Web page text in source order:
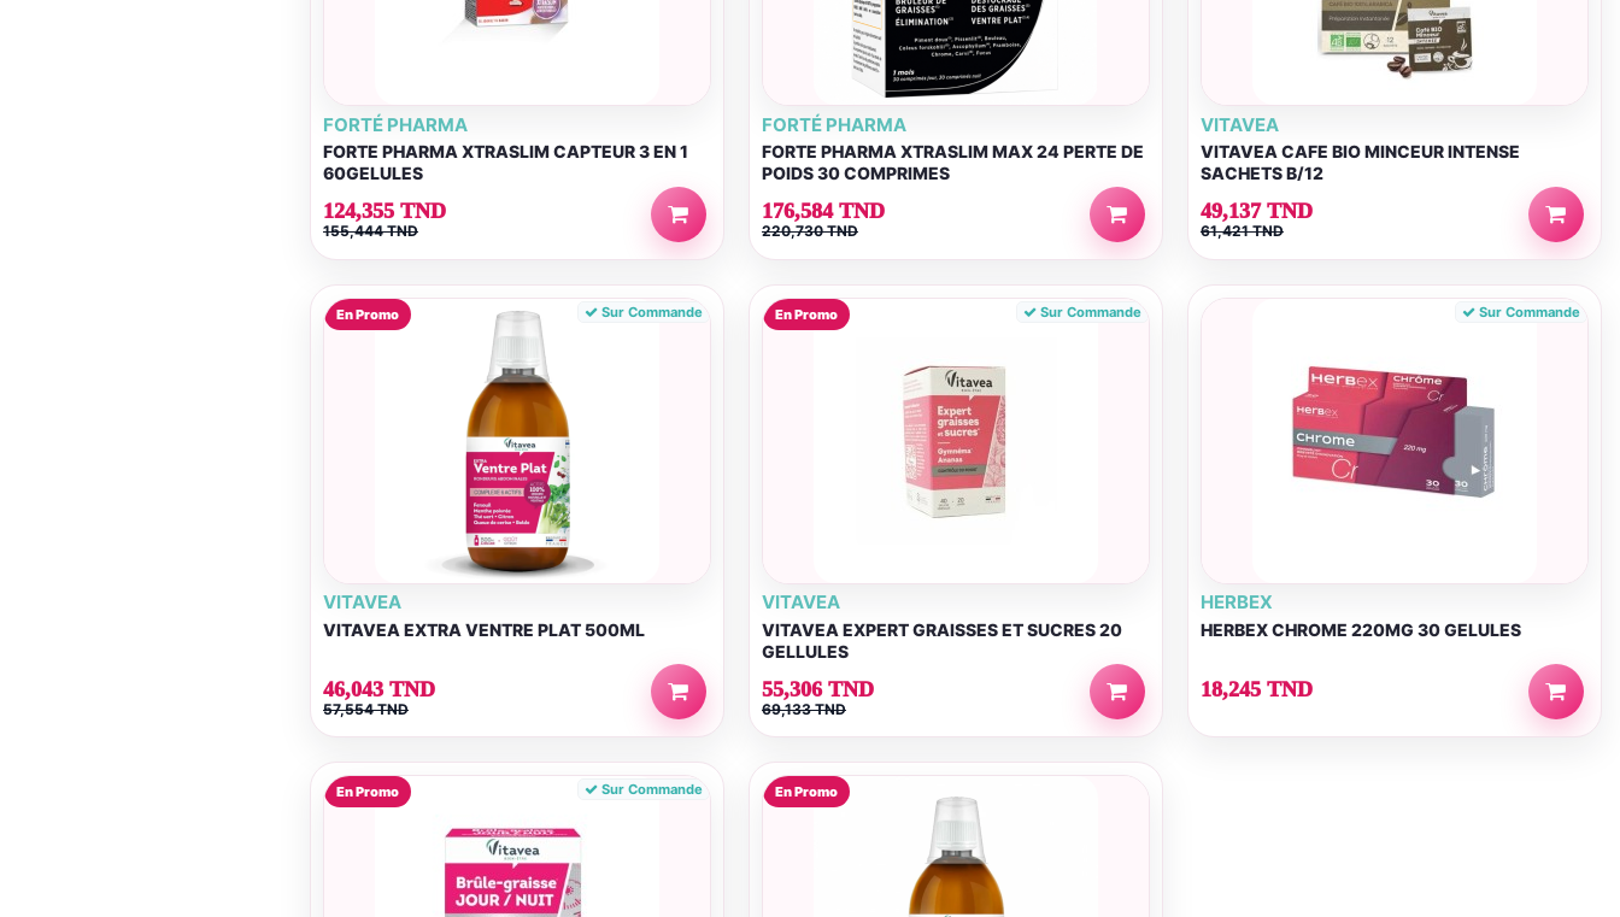
FORTÉ PHARMA
FORTE PHARMA XTRASLIM CAPTEUR 3 EN 1
60GELULES
124,355 TND
155,444 TND
FORTÉ PHARMA
FORTE PHARMA XTRASLIM MAX 24 PERTE DE
POIDS 30 COMPRIMES
176,584 TND
220,730 TND
VITAVEA
VITAVEA CAFE BIO MINCEUR INTENSE
SACHETS B/12
49,137 TND
61,421 TND
En Promo Sur Commande
VITAVEA
VITAVEA EXTRA VENTRE PLAT 500ML
46,043 TND
57,554 TND
En Promo Sur Commande
VITAVEA
VITAVEA EXPERT GRAISSES ET SUCRES 20
GELLULES
55,306 TND
69,133 TND
Sur Commande
HERBEX
HERBEX CHROME 220MG 30 GELULES
18,245 TND
En Promo Sur Commande En Promo